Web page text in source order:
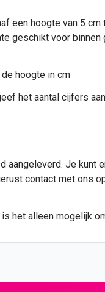
een hoogte van 5
geschikt voor
hoogte in cm
het aantal cijfers aan
Je kunt
contact met ons
het alleen mogelijk